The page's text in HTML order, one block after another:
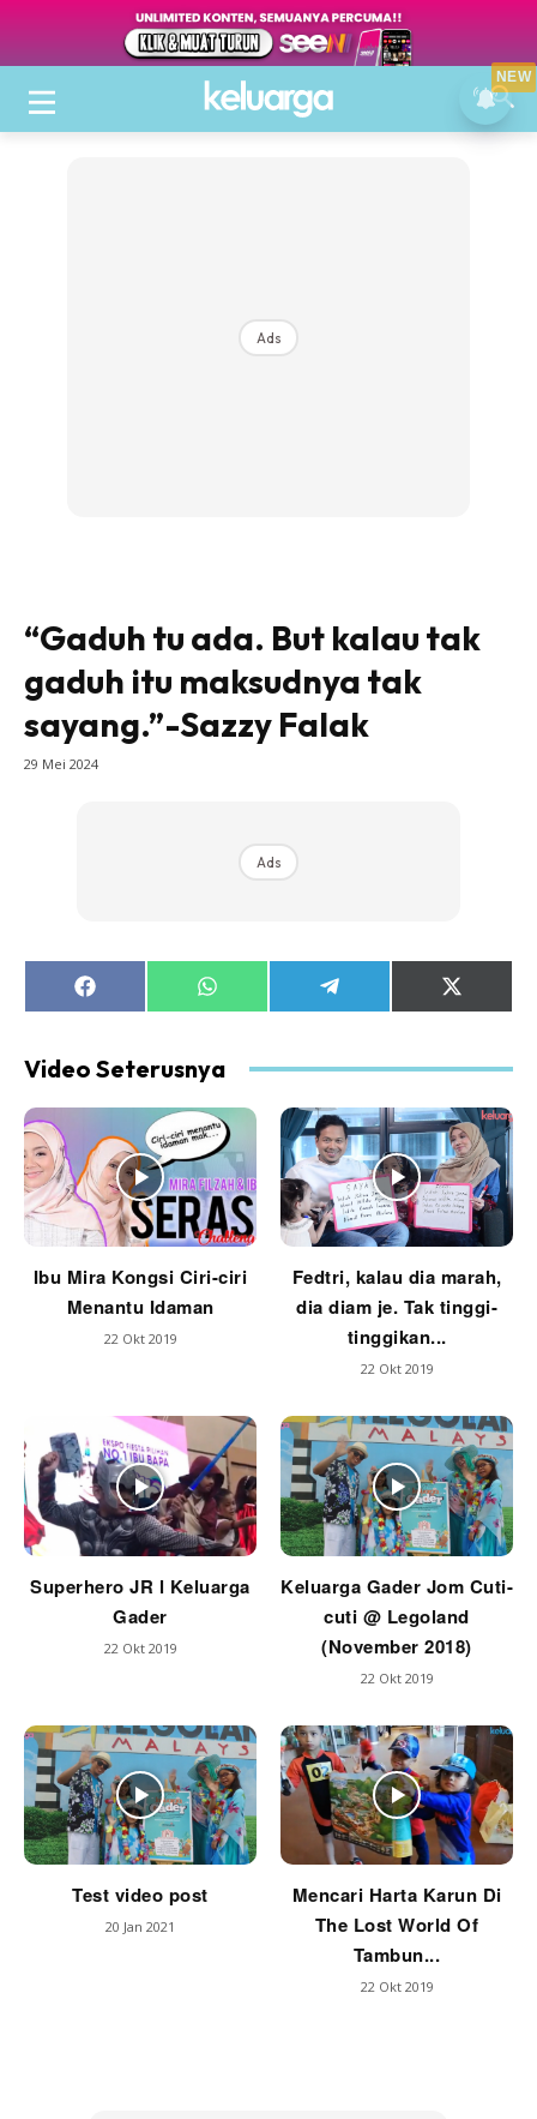
Ads
“Gaduh tu ada. But kalau tak
gaduh itu maksudnya tak
sayang.”-Sazzy Falak
29 Mei 2024
Ads
Share
on
Share
on
Share
on
Share
on
Video Seterusnya
Ibu Mira Kongsi Ciri-ciri
Menantu Idaman
22 Okt 2019
Fedtri, kalau dia marah,
dia diam je. Tak tinggi-
tinggikan...
22 Okt 2019
Superhero JR l Keluarga
Gader
22 Okt 2019
Keluarga Gader Jom Cuti-
cuti @ Legoland
(November 2018)
22 Okt 2019
Test video post
20 Jan 2021
Mencari Harta Karun Di
The Lost World Of
Tambun...
22 Okt 2019
NEW